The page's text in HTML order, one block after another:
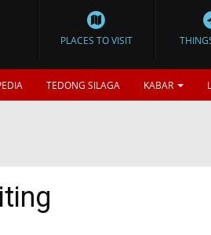
PLACES TO VISIT
TEDONG SILAGA KABAR